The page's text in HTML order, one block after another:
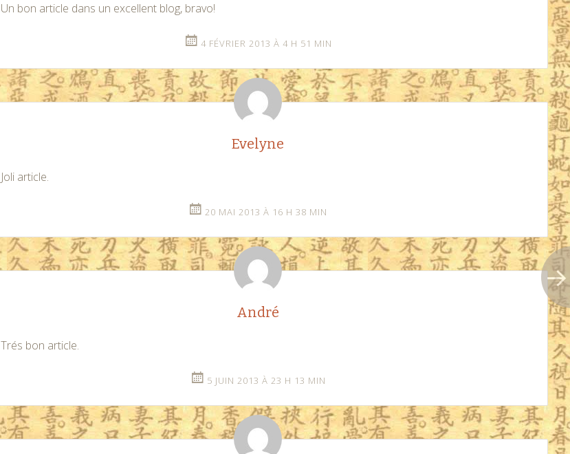
Un bon article dans un excellent blog, bravo!
4 FÉVRIER 2013 À 4 H 51 MIN
Evelyne
Joli article.
20 MAI 2013 À 16 H 38 MIN
André
Trés bon article.
5 JUIN 2013 À 23 H 13 MIN